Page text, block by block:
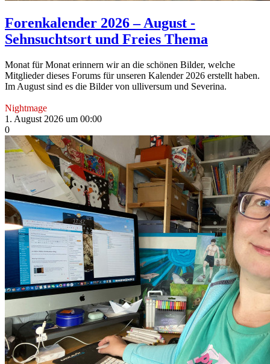
Forenkalender 2026 – August -
Sehnsuchtsort und Freies Thema
Monat für Monat erinnern wir an die schönen Bilder, welche
Mitglieder dieses Forums für unseren Kalender 2026 erstellt haben.
Im August sind es die Bilder von ulliversum und Severina.
Nightmage
1. August 2026 um 00:00
0